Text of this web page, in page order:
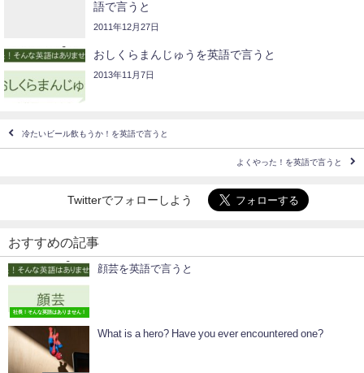
語で言うと
2011年12月27日
おしくらまんじゅうを英語で言うと
2013年11月7日
冷たいビール飲もうか！を英語で言うと
よくやった！を英語で言うと
Twitterでフォローしよう
おすすめの記事
社長！そんな英語はありません！
顔芸を英語で言うと
What is a hero? Have you ever encountered one?